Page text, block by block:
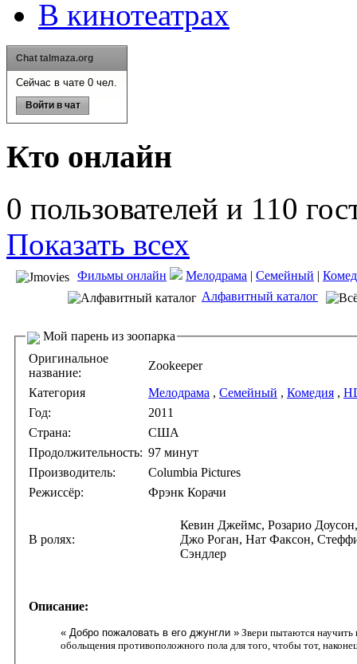
В кинотеатрах
Chat talmaza.org
Сейчас в чате 0 чел.
Войти в чат
Кто онлайн
0 пользователей и 110
Показать всех
Фильмы онлайн Мелодрама | Семейный |
Алфавитный каталог
Мой парень из зоопарка
Оригинальное
название:
Zookeeper
Категория
Мелодрама , Семейный , Комедия ,
Год:
2011
Страна:
США
Продолжительность:
97 минут
Производитель:
Columbia Pictures
Режиссёр:
Фрэнк Корачи
В ролях:
Кевин Джеймс, Розарио
Джо Роган, Нат Факсон,
Сэндлер
Описание:
« Добро пожаловать в его джунгли » Звери пытаются научить
обольщения противоположного пола для того, чтобы тот,